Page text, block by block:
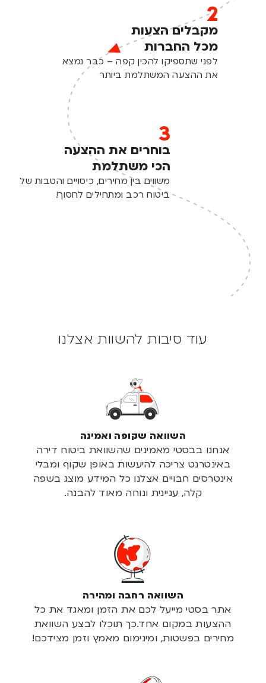
2
מקבלים הצעות
מכל החברות
לפני שתספיקו להכין קפה – כבר נמצא
את ההצעה המשתלמת ביותר
בוחרים את ההצעה
הכי משתלמת
משווים בין מחירים, כיסויים והטבות של
ביטוח רכב ומתחילים לחסוך!
עוד סיבות להשוות אצלנו
השוואה שקופה ואמינה
אנחנו בבסטי מאמינים שהשוואת ביטוח דירה
באינטרנט צריכה להיעשות באופן שקוף ומבלי
אינטרסים חבויים. אצלנו כל המידע מוצג בשפה
קלה, עניינית ונוחה מאוד להבנה.
השוואה רחבה ומהירה
אתר בסטי מייעל לכם את הזמן ומאגד את כל
ההצעות במקום אחד.כך תוכלו לבצע השוואת
מחירים בפשטות, ומינימום מאמץ וזמן מצידכם!